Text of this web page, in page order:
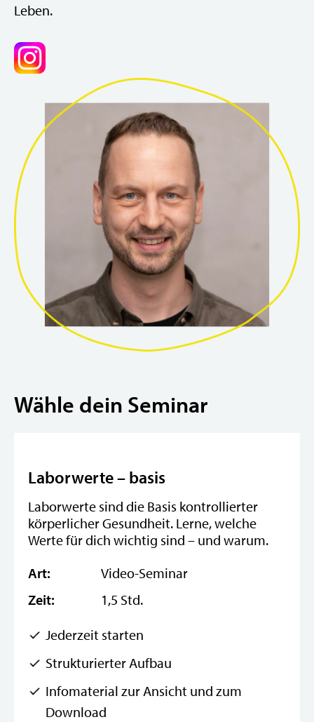
Leben.
Wähle dein Seminar
Laborwerte – basis
Laborwerte sind die Basis kontrollierter
körperlicher Gesundheit. Lerne, welche
Werte für dich wichtig sind – und warum.
Art:
Video-Seminar
Zeit:
1,5 Std.
Jederzeit starten
Strukturierter Aufbau
Infomaterial zur Ansicht und zum
Download